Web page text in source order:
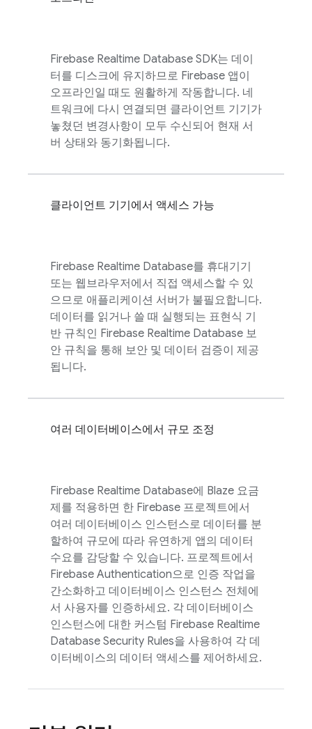
Firebase Realtime Database SDK는 데이
터를 디스크에 유지하므로 Firebase 앱이
오프라인일 때도 원활하게 작동합니다. 네
트워크에 다시 연결되면 클라이언트 기기가
놓쳤던 변경사항이 모두 수신되어 현재 서
버 상태와 동기화됩니다.
클라이언트 기기에서 액세스 가능
Firebase Realtime Database를 휴대기기
또는 웹브라우저에서 직접 액세스할 수 있
으므로 애플리케이션 서버가 불필요합니다.
데이터를 읽거나 쓸 때 실행되는 표현식 기
반 규칙인 Firebase Realtime Database 보
안 규칙을 통해 보안 및 데이터 검증이 제공
됩니다.
여러 데이터베이스에서 규모 조정
Firebase Realtime Database에 Blaze 요금
제를 적용하면 한 Firebase 프로젝트에서
여러 데이터베이스 인스턴스로 데이터를 분
할하여 규모에 따라 유연하게 앱의 데이터
수요를 감당할 수 있습니다. 프로젝트에서
Firebase Authentication으로 인증 작업을
간소화하고 데이터베이스 인스턴스 전체에
서 사용자를 인증하세요. 각 데이터베이스
인스턴스에 대한 커스텀 Firebase Realtime
Database Security Rules을 사용하여 각 데
이터베이스의 데이터 액세스를 제어하세요.